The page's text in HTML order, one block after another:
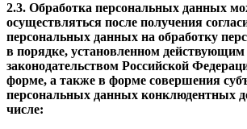
2.3. Обработка персональных данных
осуществляться после получения
персональных данных на обработку
в порядке, установленном действующим
законодательством Российской
форме, а также в форме совершения
персональных данных конклюдентных
числе: